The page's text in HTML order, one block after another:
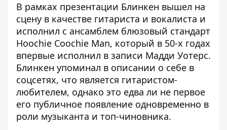
В рамках презентации Блинкен вышел на
сцену в качестве гитариста и вокалиста и
исполнил с ансамблем блюзовый стандарт
Hoochie Coochie Man, который в 50-х годах
впервые исполнил в записи Мадди Уотерс.
Блинкен упоминал в описании о себе в
соцсетях, что является гитаристом-
любителем, однако это едва ли не первое
его публичное появление одновременно в
роли музыканта и топ-чиновника.